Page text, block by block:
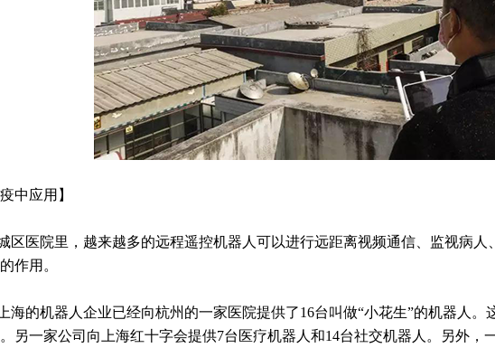
中应用】
医院里，越来越多的远程遥控机器人可以进行远距离视频通信、监视病人
作用。
的机器人企业已经向杭州的一家医院提供了16台叫做“小花生”的机器人。
另一家公司向上海红十字会提供7台医疗机器人和14台社交机器人。另外，